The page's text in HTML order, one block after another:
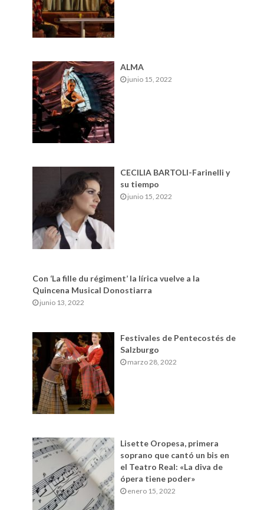
ALMA
junio 15, 2022
CECILIA BARTOLI-Farinelli y
su tiempo
junio 15, 2022
Con ‘La fille du régiment’ la lírica vuelve a la
Quincena Musical Donostiarra
junio 13, 2022
Festivales de Pentecostés de
Salzburgo
marzo 28, 2022
Lisette Oropesa, primera
soprano que cantó un bis en
el Teatro Real: «La diva de
ópera tiene poder»
enero 15, 2022